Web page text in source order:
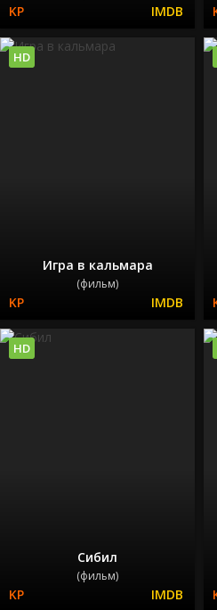
Игра в кальмара
(фильм)
HD
Сибил
(фильм)
HD